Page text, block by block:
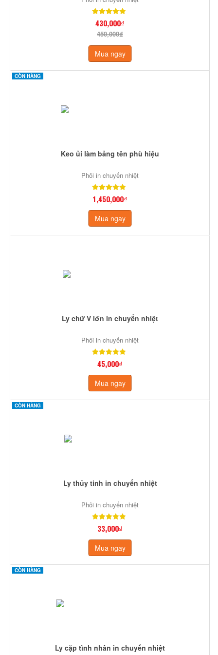
430,000₫
450,000₫
Mua ngay
CÒN HÀNG
Keo ủi làm bảng tên phù hiệu
Phôi in chuyển nhiệt
1,450,000₫
Mua ngay
Ly chữ V lớn in chuyển nhiệt
Phôi in chuyển nhiệt
45,000₫
Mua ngay
CÒN HÀNG
Ly thủy tinh in chuyển nhiệt
Phôi in chuyển nhiệt
33,000₫
Mua ngay
CÒN HÀNG
Ly cặp tình nhân in chuyển nhiệt